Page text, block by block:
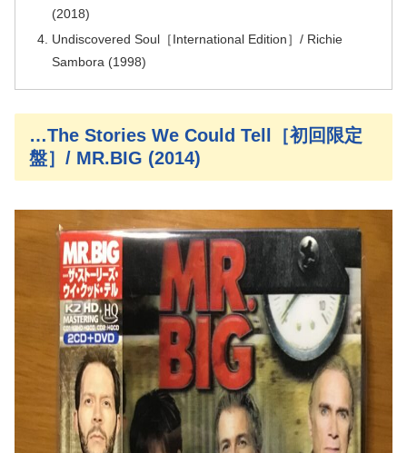
(2018)
Undiscovered Soul［International Edition］/ Richie
Sambora (1998)
…The Stories We Could Tell［初回限定
盤］/ MR.BIG (2014)